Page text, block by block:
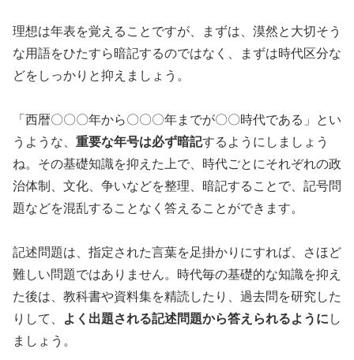
理想は年表を覚えることですが、まずは、漠然と大切そう
な用語をひたすら暗記するのではなく、まずは時代区分な
どをしっかりと抑えましょう。
「西暦〇〇〇年から〇〇〇年までが〇〇時代である」とい
うような、 重要な年号は必ず暗記するようにしましょう
ね。その基礎知識を抑えた上で、時代ごとにそれぞれの政
治体制、文化、争いなどを整理、暗記することで、記号問
題などを混乱することなく答えることができます。
記述問題は、指定された言葉を足掛かりにすれば、さほど
難しい問題ではありません。時代毎の基礎的な知識を抑え
た後は、教科書や資料集を精読したり、過去問を研究した
りして、
よく出題される記述問題から答えられるように し
ましょう。